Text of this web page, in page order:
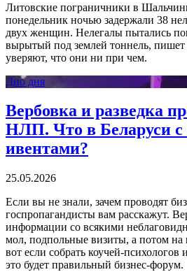
Литовские пограничники в
понедельник ночью задержали 38
двух женщин. Нелегалы пытались
вырытый под землей тоннель, пишет
уверяют, что они ни при чем.
Дно дня
Вербовка и разведка
НЛП. Что в Беларуси с
ивентами?
25.05.2026
Если вы не знали, зачем проводят
госпропагандисты вам расскажут.
информации со всякими
мол, подпольные визиты, а потом на
вот если собрать коучей-
это будет правильный бизнес-форум.